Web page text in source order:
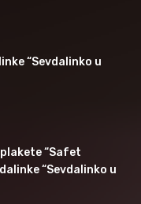
“Sevdalinko u
“Safet
“Sevdalinko u